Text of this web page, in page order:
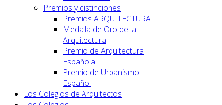
Premios y distinciones
Premios ARQUITECTURA
Medalla de Oro de la
Arquitectura
Premio de Arquitectura
Española
Premio de Urbanismo
Español
Los Colegios de Arquitectos